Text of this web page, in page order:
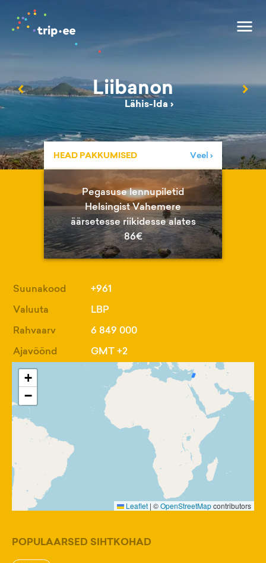
‹ Liibanon
Lähis-Ida ›
›
HEAD PAKKUMISED Veel ›
Pegasuse lennupiletid
Helsingist Vahemere
äärsetesse riikidesse alates
86€
Suunakood
+961
Valuuta
LBP
Rahvaarv
6 849 000
Ajavöönd
GMT +2
+
−
Leaflet | ©OpenStreetMapcontributors
POPULAARSED SIHTKOHAD